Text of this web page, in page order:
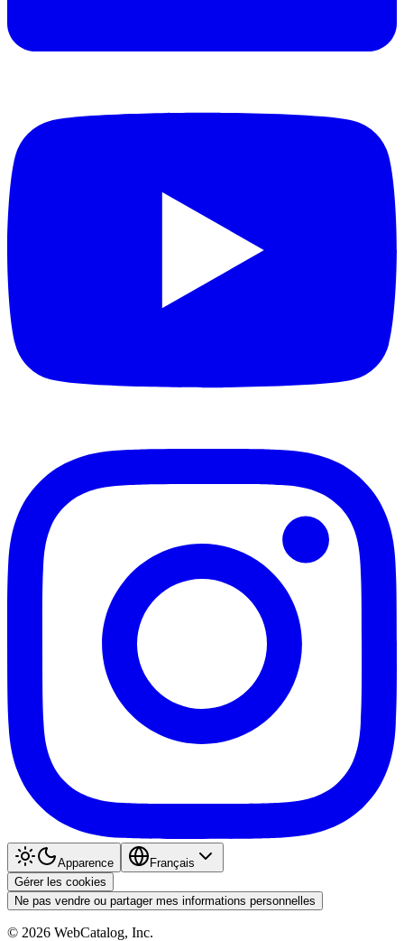
Apparence
Français
Gérer les cookies
Ne pas vendre ou partager mes informations personnelles
© 2026 WebCatalog, Inc.